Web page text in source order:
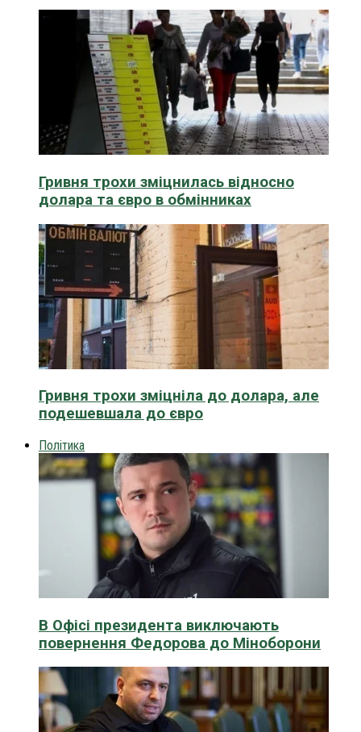
Гривня трохи зміцнилась відносно
долара та євро в обмінниках
Гривня трохи зміцніла до долара, але
подешевшала до євро
Політика
В Офісі президента виключають
повернення Федорова до Міноборони